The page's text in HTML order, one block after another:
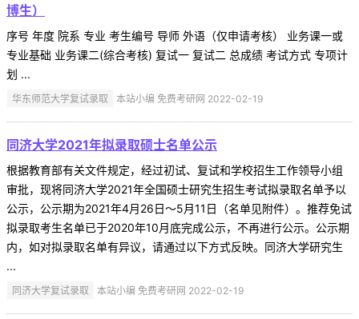
博生）
序号 年度 院系 专业 考生编号 导师 外语（仅申请考核） 业务课一或
专业基础 业务课二(综合考核) 复试一 复试二 总成绩 考试方式 专项计
划 ...
华东师范大学复试录取 本站小编 免费考研网 2022-02-19
同济大学2021年拟录取硕士名单公示
根据教育部有关文件规定，经过初试、复试和学校招生工作领导小组
审批，现将同济大学2021年全国硕士研究生招生考试拟录取名单予以
公示，公示期为2021年4月26日～5月11日（名单见附件）。推荐免试
拟录取考生名单已于2020年10月底完成公示，不再进行公示。公示期
内，如对拟录取名单有异议，请通过以下方式反映。同济大学研究生
...
同济大学复试录取 本站小编 免费考研网 2022-02-19